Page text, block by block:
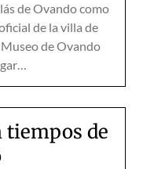
de Ovando como
de la villa de
de Ovando
tiempos de